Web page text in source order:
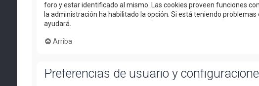
foro y estar identificado al mismo. Las cookies proveen funciones
la administración ha habilitado la opción. Si está teniendo
ayudará.
Arriba
Preferencias de usuario y